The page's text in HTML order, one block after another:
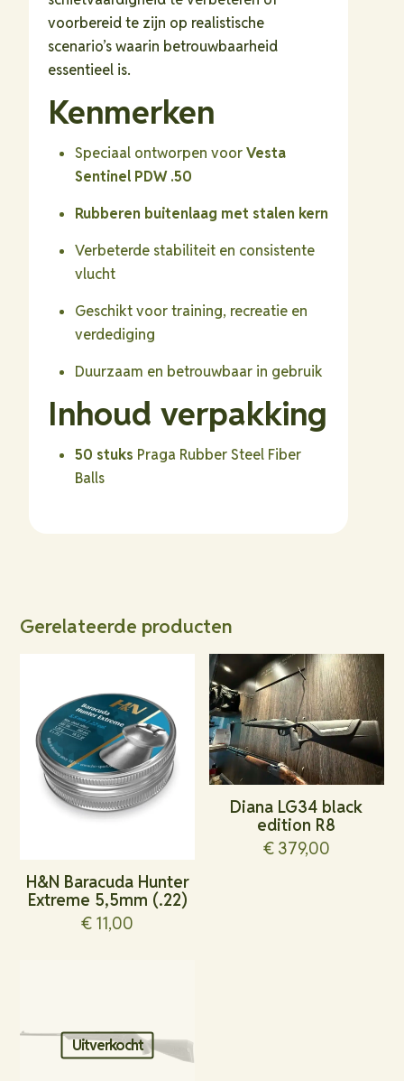
voorbereid te zijn op realistische
scenario’s waarin betrouwbaarheid
essentieel is.
Kenmerken
Speciaal ontworpen voorVesta
Sentinel PDW .50
Rubberen buitenlaag met stalen kern
Verbeterde stabiliteit en consistente
vlucht
Geschikt voor training, recreatie en
verdediging
Duurzaam en betrouwbaar in gebruik
Inhoud verpakking
50 stuks Praga Rubber Steel Fiber
Balls
Gerelateerde producten
H&N Baracuda Hunter
Extreme 5,5mm (.22)
€ 11,00
Diana LG34 black
edition R8
€379,00
Uitverkocht